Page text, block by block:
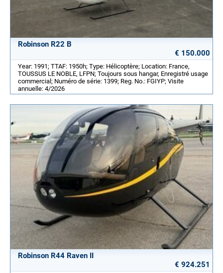
Robinson R22 B
€ 150.000
Year: 1991; TTAF: 1950h; Type: Hélicoptère; Location: France,
TOUSSUS LE NOBLE, LFPN; Toujours sous hangar, Enregistré usage
commercial; Numéro de série: 1399; Reg. No.: FGIYP; Visite
annuelle: 4/2026
Robinson R44 Raven II
€ 924.251